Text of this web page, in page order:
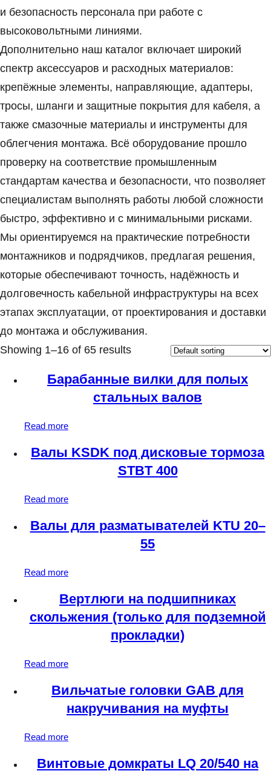
и безопасность персонала при работе с
высоковольтными линиями.
Дополнительно наш каталог включает широкий
спектр аксессуаров и расходных материалов:
крепёжные элементы, направляющие, адаптеры,
тросы, шланги и защитные покрытия для кабеля, а
также смазочные материалы и инструменты для
облегчения монтажа. Всё оборудование прошло
проверку на соответствие промышленным
стандартам качества и безопасности, что позволяет
специалистам выполнять работы любой сложности
быстро, эффективно и с минимальными рисками.
Мы ориентируемся на практические потребности
монтажников и подрядчиков, предлагая решения,
которые обеспечивают точность, надёжность и
долговечность кабельной инфраструктуры на всех
этапах эксплуатации, от проектирования и доставки
до монтажа и обслуживания.
Showing 1–16 of 65 results
Барабанные вилки для полых
стальных валов
Read more
Валы KSDK под дисковые тормоза
STBT 400
Read more
Валы для разматывателей KTU 20–
55
Read more
Вертлюги на подшипниках
скольжения (только для подземной
прокладки)
Read more
Вильчатые головки GAB для
накручивания на муфты
Read more
Винтовые домкраты LQ 20/540 на